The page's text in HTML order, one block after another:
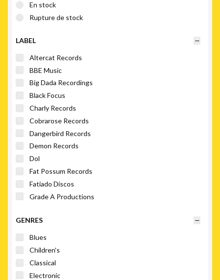
En stock
Rupture de stock
LABEL
Altercat Records
BBE Music
Big Dada Recordings
Black Focus
Charly Records
Cobrarose Records
Dangerbird Records
Demon Records
Dol
Fat Possum Records
Fatiado Discos
Grade A Productions
Interscope Records
LHI Records
Light In The Attic
Light Years
Ltm
GENRES
Blues
Children's
Classical
Electronic